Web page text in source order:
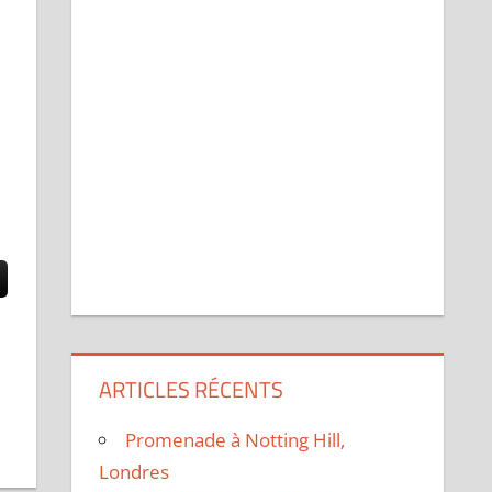
ARTICLES RÉCENTS
Promenade à Notting Hill,
Londres